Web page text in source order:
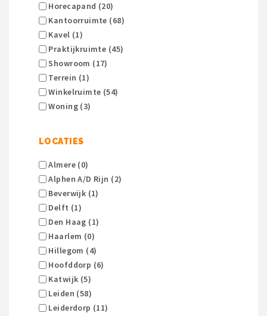
Horecapand (20)
Kantoorruimte (68)
Kavel (1)
Praktijkruimte (45)
Showroom (17)
Terrein (1)
Winkelruimte (54)
Woning (3)
LOCATIES
Almere (0)
Alphen A/d Rijn (2)
Beverwijk (1)
Delft (1)
Den Haag (1)
Haarlem (0)
Hillegom (4)
Hoofddorp (6)
Katwijk (5)
Leiden (58)
Leiderdorp (11)